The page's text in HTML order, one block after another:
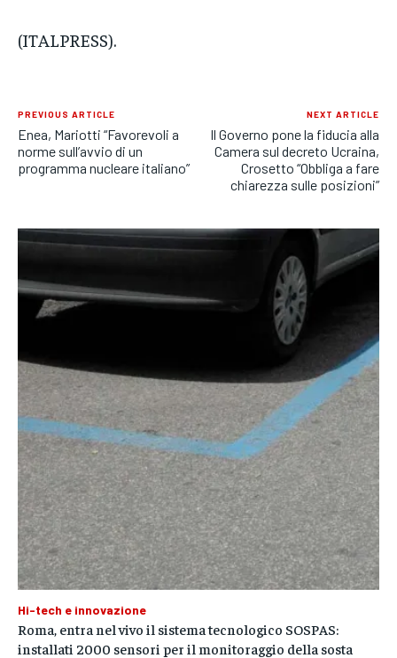
(ITALPRESS).
PREVIOUS ARTICLE
Enea, Mariotti “Favorevoli a
norme sull’avvio di un
programma nucleare italiano”
NEXT ARTICLE
Il Governo pone la fiducia alla
Camera sul decreto Ucraina,
Crosetto “Obbliga a fare
chiarezza sulle posizioni”
Hi-tech e innovazione
Roma, entra nel vivo il sistema tecnologico SOSPAS:
installati 2000 sensori per il monitoraggio della sosta